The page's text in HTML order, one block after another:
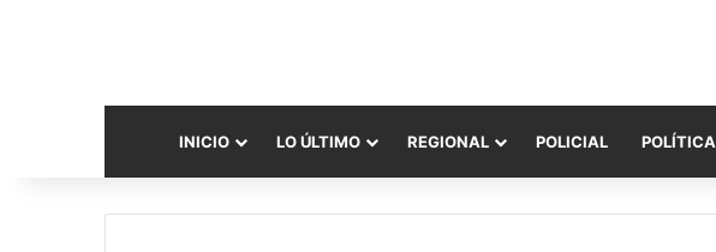
INICIO LO ÚLTIMO REGIONAL POLICIAL POLÍTICA